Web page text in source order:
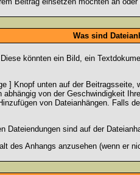
Was sind
könnten ein Bild, ein
] Knopf unten auf der
von der Geschwindigkeit
von Dateianhängen.
Dateiendungen sind auf der
des Anhangs anzusehen (wenn er